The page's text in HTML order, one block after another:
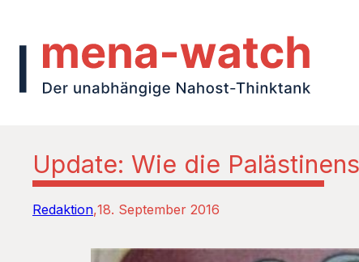
Update: Wie die
Redaktion 18. September 2016